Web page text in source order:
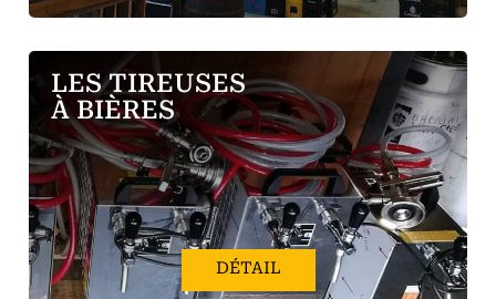
LES TIREUSES
À BIÈRES
DÉTAIL